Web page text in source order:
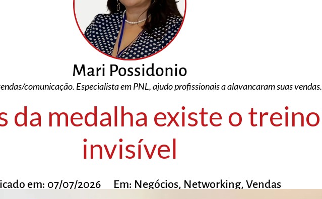
Mari Possidonio
comunicação. Especialista em PNL, ajudo profissionais a alavancaram suas vendas.
da medalha existe o treino
invisível
em: 07/07/2026 Em: Negócios, Networking, Vendas